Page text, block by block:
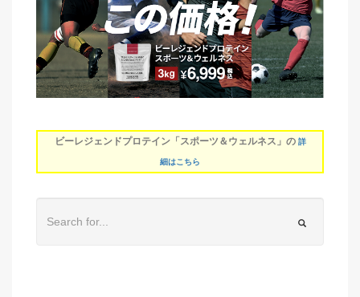
ビーレジェンドプロテイン「スポーツ＆ウェルネス」の 詳
細はこちら